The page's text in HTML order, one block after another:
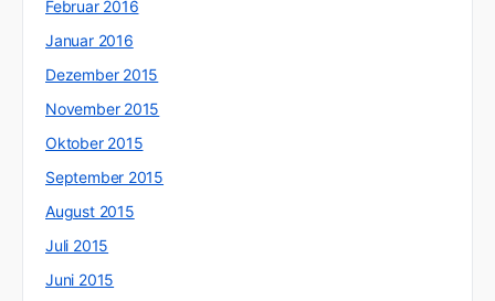
Februar 2016
Januar 2016
Dezember 2015
November 2015
Oktober 2015
September 2015
August 2015
Juli 2015
Juni 2015